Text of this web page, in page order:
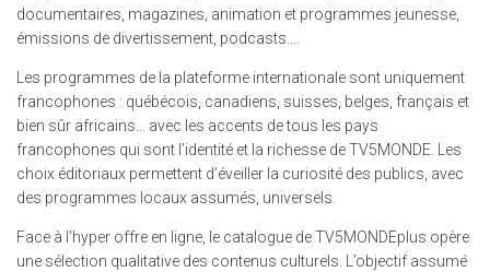
documentaires, magazines, animation et programmes jeunesse,
émissions de divertissement, podcasts….
Les programmes de la plateforme internationale sont uniquement
francophones : québécois, canadiens, suisses, belges, français et
bien sûr africains… avec les accents de tous les pays
francophones qui sont l’identité et la richesse de TV5MONDE. Les
choix éditoriaux permettent d’éveiller la curiosité des publics, avec
des programmes locaux assumés, universels.
Face à l’hyper offre en ligne, le catalogue de TV5MONDEplus opère
une sélection qualitative des contenus culturels. L’objectif assumé